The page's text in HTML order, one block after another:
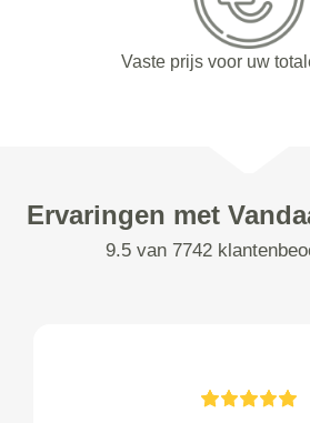
Vaste prijs voor uw
Ervaringen met
9.5 van 7742